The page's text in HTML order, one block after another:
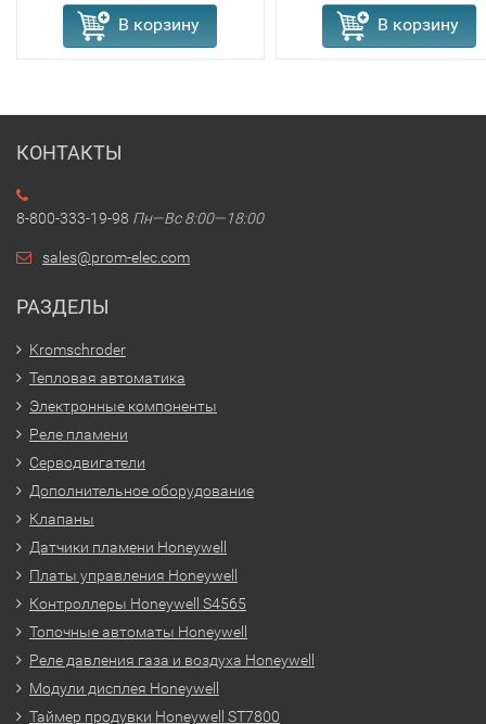
В корзину В корзину
КОНТАКТЫ
8-800-333-19-98 Пн—Вс 8:00—18:00
sales@prom-elec.com
РАЗДЕЛЫ
Kromschroder
Тепловая автоматика
Электронные компоненты
Реле пламени
Серводвигатели
Дополнительное оборудование
Клапаны
Датчики пламени Honeywell
Платы управления Honeywell
Контроллеры Honeywell S4565
Топочные автоматы Honeywell
Реле давления газа и воздуха Honeywell
Модули дисплея Honeywell
Таймер продувки Honeywell ST7800